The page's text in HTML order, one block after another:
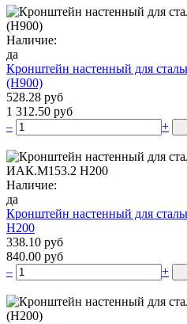
Наличие:
да
Кронштейн настенный для
(H900)
528.28 руб
1 312.50 руб
–
+
Наличие:
да
Кронштейн настенный для
Н200
338.10 руб
840.00 руб
–
+